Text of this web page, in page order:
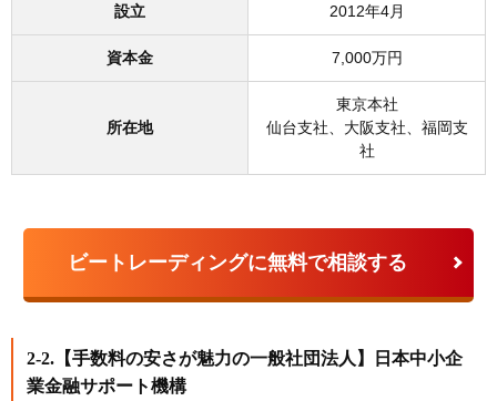
設立 2012年4月
資本金 7,000万円
所在地
東京本社
仙台支社、大阪支社、福岡支
社
ビートレーディングに無料で相談する
2-2.【手数料の安さが魅力の一般社団法人】日本中小企
業金融サポート機構